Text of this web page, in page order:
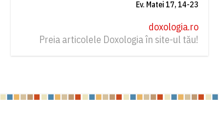
Ev. Matei 17, 14-23
doxologia.ro
Preia articolele Doxologia în site-ul tău!